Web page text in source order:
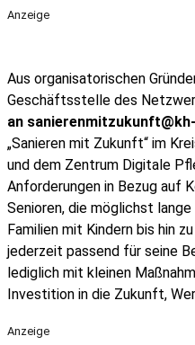
Anzeige
Aus organisatorischen
Geschäftsstelle des
an
„Sanieren mit Zukunft“ im
und dem Zentrum Digitale
Anforderungen in Bezug auf
Senioren, die möglichst
Familien mit Kindern bis hin
jederzeit passend für seine
lediglich mit kleinen
Investition in die Zukunft,
Anzeige